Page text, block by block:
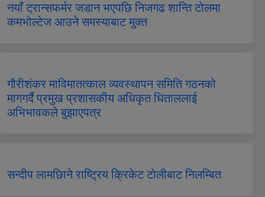
नयाँ ट्रान्सफर्मर जडान भएपछि निजगढ शान्ति टोलमा
कमभोल्टेज आउने समस्याबाट मुक्त
गौरीशंकर माविमातत्काल व्यवस्थापन समिति गठनको
मागगर्दै प्रमुख प्रशासकीय अधिकृत धिताललाई
अभिभावकले बुझाएपत्र
सन्दीप लामछिाने राष्ट्रिय क्रिकेट टोलीबाट निलम्बित